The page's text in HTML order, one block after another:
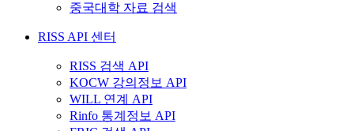
중국대학 자료 검색
RISS API 센터
RISS 검색 API
KOCW 강의정보 API
WILL 연계 API
Rinfo 통계정보 API